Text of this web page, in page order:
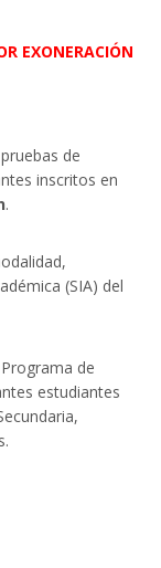
EXONERACIÓN
de
inscritos en
.
(SIA) del
de
estudiantes